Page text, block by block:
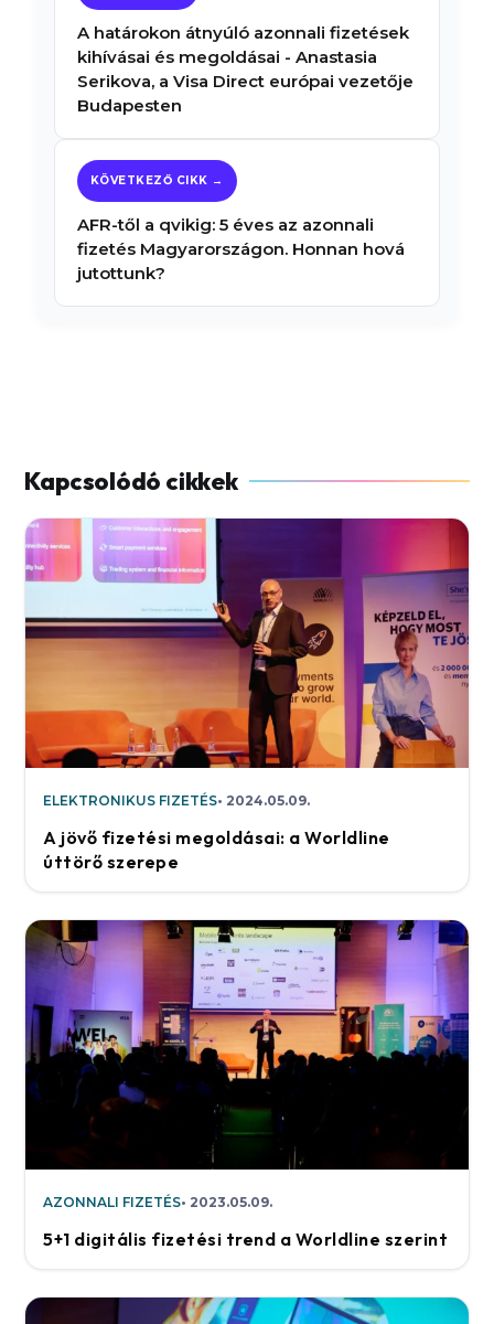
A határokon átnyúló azonnali fizetések
kihívásai és megoldásai - Anastasia
Serikova, a Visa Direct európai vezetője
Budapesten
AFR-től a qvikig: 5 éves az azonnali
fizetés Magyarországon. Honnan hová
jutottunk?
ELEKTRONIKUS FIZETÉS 2024.05.09.
A jövő fizetési megoldásai: a Worldline
úttörő szerepe
AZONNALI FIZETÉS 2023.05.09.
5+1 digitális fizetési trend a Worldline szerint